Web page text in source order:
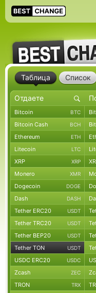
Таблица Список
Bitcoin BTC
Bitcoin Cash BCH
Ethereum ETH
Litecoin LTC
XRP XRP
Monero XMR
Dogecoin DOGE
Dash DASH
Tether ERC20 USDT
Tether TRC20 USDT
Tether BEP20 USDT
Tether TON USDT
USDC ERC20 USDC
Zcash ZEC
TRON TRX